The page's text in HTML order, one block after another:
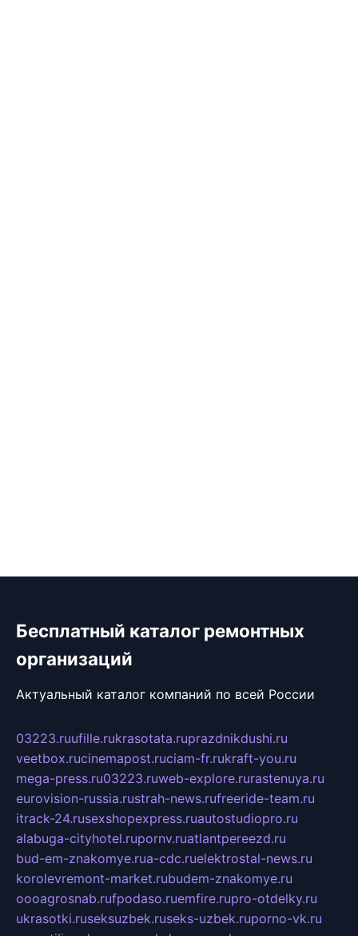
Бесплатный каталог ремонтных
организаций
Актуальный каталог компаний по всей России
03223.ruufille.rukrasotata.ruprazdnikdushi.ru
veetbox.rucinemapost.ruciam-fr.rukraft-you.ru
mega-press.ru03223.ruweb-explore.rurastenuya.ru
eurovision-russia.rustrah-news.rufreeride-team.ru
itrack-24.rusexshopexpress.ruautostudiopro.ru
alabuga-cityhotel.rupornv.ruatlantpereezd.ru
bud-em-znakomye.rua-cdc.ruelektrostal-news.ru
korolevremont-market.rubudem-znakomye.ru
oooagrosnab.rufpodaso.ruemfire.rupro-otdelky.ru
ukrasotki.ruseksuzbek.ruseks-uzbek.ruporno-vk.ru